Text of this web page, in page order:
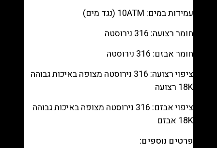
עמידות במים: 10ATM (נגד מים)
חומר רצועה: 316 נירוסטה
חומר אבזם: 316 נירוסטה
ציפוי רצועה: 316 נירוסטה מצופה באיכות גבוהה
18K רצועה
ציפוי אבזם: 316 נירוסטה מצופה באיכות גבוהה
18K אבזם
פרטים נוספים: